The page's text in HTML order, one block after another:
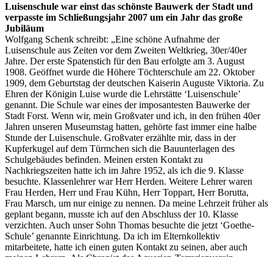
Luisenschule war einst das schönste Bauwerk der Stadt und
verpasste im Schließungsjahr 2007 um ein Jahr das große
Jubiläum
Wolfgang Schenk schreibt: „Eine schöne Aufnahme der
Luisenschule aus Zeiten vor dem Zweiten Weltkrieg, 30er/40er
Jahre. Der erste Spatenstich für den Bau erfolgte am 3. August
1908. Geöffnet wurde die Höhere Töchterschule am 22. Oktober
1909, dem Geburtstag der deutschen Kaiserin Auguste Viktoria. Zu
Ehren der Königin Luise wurde die Lehrstätte ‘Luisenschule’
genannt. Die Schule war eines der imposantesten Bauwerke der
Stadt Forst. Wenn wir, mein Großvater und ich, in den frühen 40er
Jahren unseren Museumstag hatten, gehörte fast immer eine halbe
Stunde der Luisenschule. Großvater erzählte mir, dass in der
Kupferkugel auf dem Türmchen sich die Bauunterlagen des
Schulgebäudes befinden. Meinen ersten Kontakt zu
Nachkriegszeiten hatte ich im Jahre 1952, als ich die 9. Klasse
besuchte. Klassenlehrer war Herr Herden. Weitere Lehrer waren
Frau Herden, Herr und Frau Kühn, Herr Toppart, Herr Borutta,
Frau Marsch, um nur einige zu nennen. Da meine Lehrzeit früher als
geplant begann, musste ich auf den Abschluss der 10. Klasse
verzichten. Auch unser Sohn Thomas besuchte die jetzt ‘Goethe-
Schule’ genannte Einrichtung. Da ich im Elternkollektiv
mitarbeitete, hatte ich einen guten Kontakt zu seinen, aber auch